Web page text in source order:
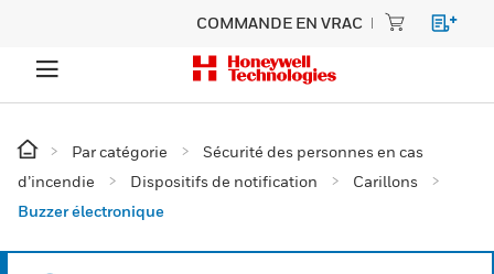
COMMANDE EN VRAC
Par catégorie
Sécurité des personnes en cas
d’incendie
Dispositifs de notification
Carillons
Buzzer électronique